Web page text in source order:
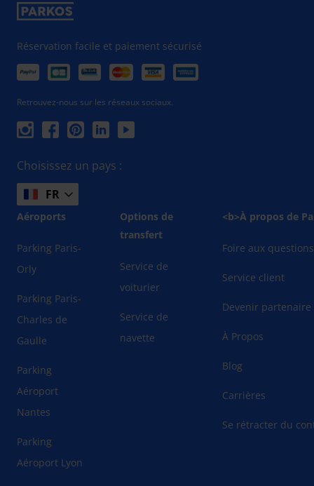
Réservation facile et paiement sécurisé
Retrouvez-nous sur les réseaux sociaux.
Choisissez un pays :
FR
Aéroports
Parking Paris-
Orly
Parking Paris-
Charles de
Gaulle
Parking
Aéroport
Nantes
Parking
Aéroport Lyon
Options de
transfert
Service de
voiturier
Service de
navette
<b>À propos de
Foire aux questions
Service client
Devenir partenaire
À Propos
Blog
Carrières
Se rétracter du